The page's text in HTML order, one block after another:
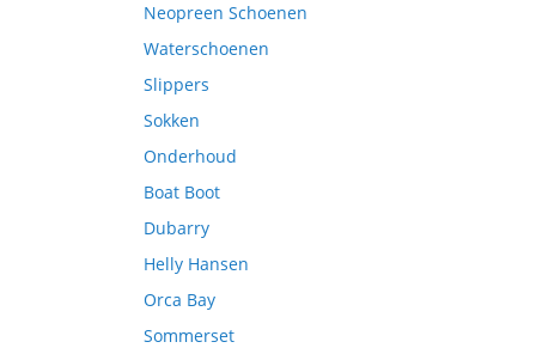
Neopreen Schoenen
Waterschoenen
Slippers
Sokken
Onderhoud
Boat Boot
Dubarry
Helly Hansen
Orca Bay
Sommerset